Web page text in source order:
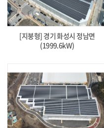
[지붕형] 경기 화성시 정남면
(1999.6kW)